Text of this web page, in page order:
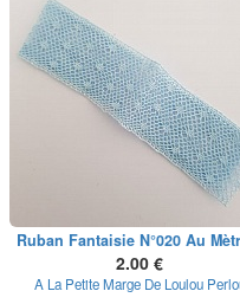
Ruban Fantaisie N°020 Au
2.00 €
A La Petite Marge De Loulou